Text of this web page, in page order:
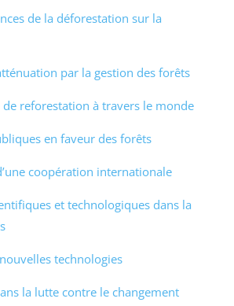
de la déforestation sur la
par la gestion des forêts
de reforestation à travers le monde
en faveur des forêts
coopération internationale
et technologiques dans la
technologies
la lutte contre le changement